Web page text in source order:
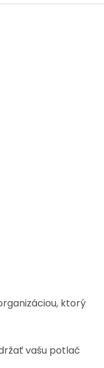
ktorý
vašu potlač